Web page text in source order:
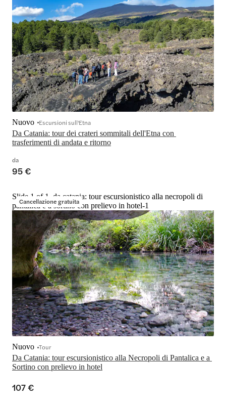
Da Catania: tour dei crateri sommitali dell'Etna con
trasferimenti di andata e ritorno
Nuovo Escursioni sull'Etna
da
95 €
Cancellazione gratuita
Slide 1 of 1, da catania: tour escursionistico alla necropoli di
pantalica e a sortino con prelievo in hotel-1
Da Catania: tour escursionistico alla Necropoli di Pantalica e a
Sortino con prelievo in hotel
Nuovo Tour
107 €